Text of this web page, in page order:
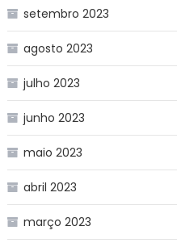
setembro 2023
agosto 2023
julho 2023
junho 2023
maio 2023
abril 2023
março 2023